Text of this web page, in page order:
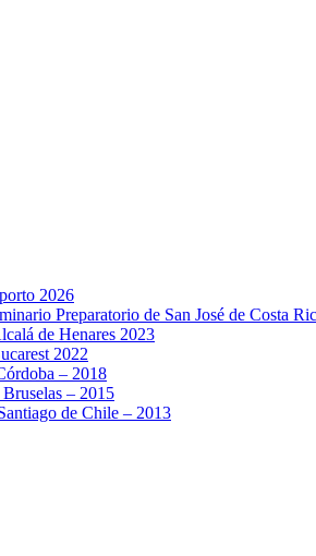
2026
Preparatorio de San José de Costa
de Henares 2023
2022
– 2018
– 2015
de Chile – 2013